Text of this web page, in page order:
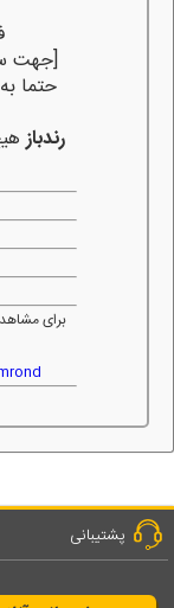
[جهت
حتما
رندباز
برای
پشتیبانی